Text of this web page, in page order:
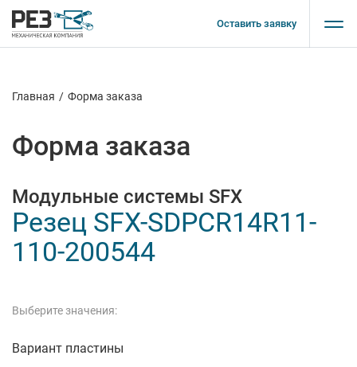
Оставить заявку
Главная / Форма заказа
Форма заказа
Модульные системы SFX
Резец SFX-SDPCR14R11-
110-200544
Выберите значения:
Вариант пластины